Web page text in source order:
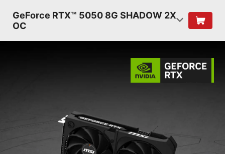
GeForce RTX™ 5050 8G SHADOW 2X
OC